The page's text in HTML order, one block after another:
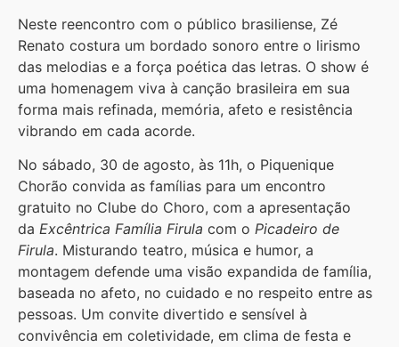
Neste reencontro com o público brasiliense, Zé
Renato costura um bordado sonoro entre o lirismo
das melodias e a força poética das letras. O show é
uma homenagem viva à canção brasileira em sua
forma mais refinada, memória, afeto e resistência
vibrando em cada acorde.
No sábado, 30 de agosto, às 11h, o Piquenique
Chorão convida as famílias para um encontro
gratuito no Clube do Choro, com a apresentação
da Excêntrica Família Firula com o Picadeiro de
Firula. Misturando teatro, música e humor, a
montagem defende uma visão expandida de família,
baseada no afeto, no cuidado e no respeito entre as
pessoas. Um convite divertido e sensível à
convivência em coletividade, em clima de festa e